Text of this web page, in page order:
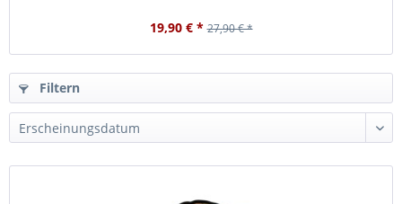
19,90 € * 27,90 € *
Filtern